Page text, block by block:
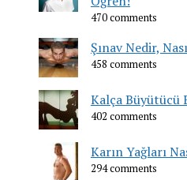
470 comments
Şınav Nedir,
458 comments
Kalça Büyütücü
402 comments
Karın Yağları
294 comments